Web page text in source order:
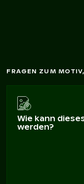
FRAGEN ZUM
Wie kann
werden?